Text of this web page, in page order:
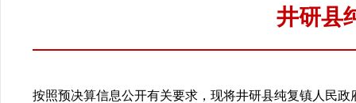
井研县
按照预决算信息公开有关要求，现将井研县纯复镇人民政